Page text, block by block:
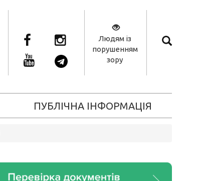
Людям із
порушенням
зору
ПУБЛІЧНА ІНФОРМАЦІЯ